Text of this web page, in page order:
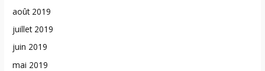
août 2019
juillet 2019
juin 2019
mai 2019